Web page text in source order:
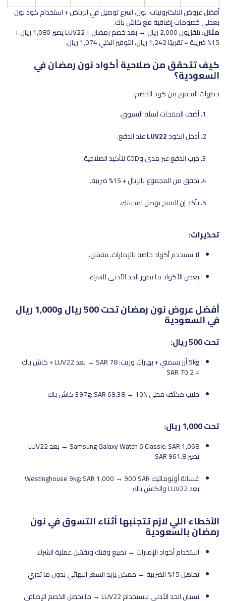
أفضل عروض الالكترونيات: نون، اسرع توصيل في الرياض + استخدام كود نون
يعطي خصومات إضافية مع كاش باك.
مثال: تلفزيون 2,000 ريال → بعد خصم رمضان + LUV22 يصير 1,080 ريال +
15% ضريبة = تقريبًا 1,242 ريال، التوفير الكلي 1,074 ريال.
كيف تتحقق من صلاحية أكواد نون رمضان في
السعودية؟
خطوات التحقق من كود الخصم:
أضف المنتجات لسلة التسوق.
أدخل الكودLUV22عند الدفع.
جرب الدفع عبر مدى وCOD لتأكيد الصلاحية.
تحقق من المجموع بالريال + 15% ضريبة.
تأكد إن المنتج يوصل لمدينتك.
تحذيرات:
لا تستخدم أكواد خاصة بالإمارات، بتفشل.
بعض الأكواد ما تظهر الحد الأدنى للشراء.
أفضل عروض نون رمضان تحت 500 ريال و1,000 ريال
في السعودية
تحت 500 ريال:
5kg أرز بسمتي + بهارات وزيت: SAR 78 → بعد LUV22 + كاش باك
= 70.2 SAR
حليب مكثف محلى 397g: SAR 69.38 → 10% كاش باك
تحت 1,000 ريال:
Samsung Galaxy Watch 6 Classic: SAR 1,068 → بعد LUV22
يصير 961.8 SAR
غسالة أوتوماتيك Westinghouse 9kg: SAR 1,000 → 900 SAR
بعد LUV22 والكاش باك
الأخطاء اللي لازم تتجنبها أثناء التسوق في نون
رمضان بالسعودية
استخدام أكواد الإمارات → تضيع وقتك وتفشل عملية الشراء
تجاهل 15% الضريبة → ممكن يزيد السعر النهائي بدون ما تدري
نسيان الحد الأدنى لاستخدام LUV22 → ما تحصل الخصم الإضافي